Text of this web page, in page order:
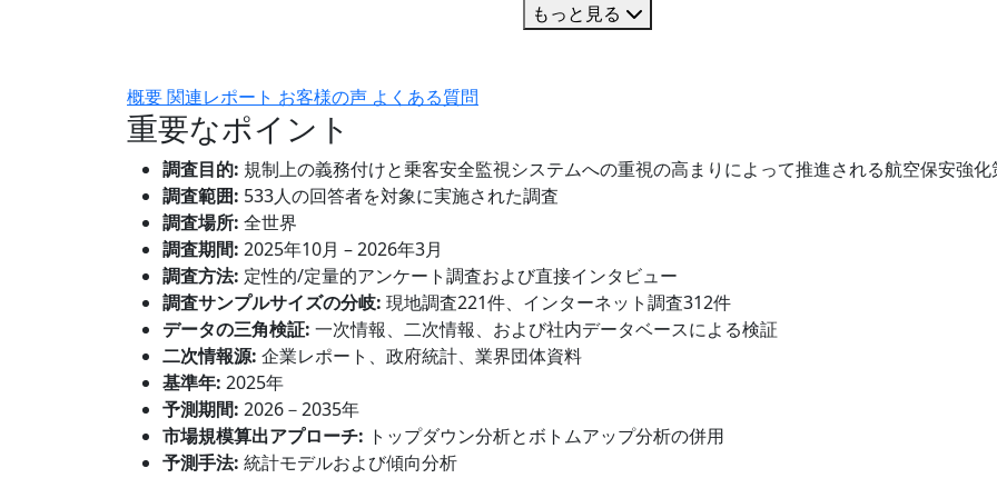
もっと見る
概要関連レポート お客様の声 よくある質問
重要なポイント
調査目的: 規制上の義務付けと乗客安全監視システムへの重視の高まりによって推進される航空保安強化
調査範囲: 533人の回答者を対象に実施された調査
調査場所: 全世界
調査期間: 2025年10月 – 2026年3月
調査方法: 定性的/定量的アンケート調査および直接インタビュー
調査サンプルサイズの分岐: 現地調査221件、インターネット調査312件
データの三角検証: 一次情報、二次情報、および社内データベースによる検証
二次情報源: 企業レポート、政府統計、業界団体資料
基準年: 2025年
予測期間: 2026－2035年
市場規模算出アプローチ: トップダウン分析とボトムアップ分析の併用
予測手法: 統計モデルおよび傾向分析